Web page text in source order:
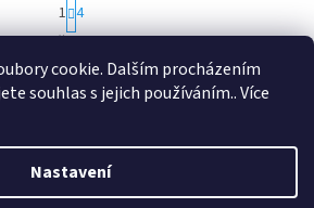
cookie. Dalším procházením
souhlas s jejich používáním.. Více
Nastavení
O
l
á
c
í
p
t
r
n
k
á
n
1 4
46položek celkem
NAHORU
Vytvořil Shoptet